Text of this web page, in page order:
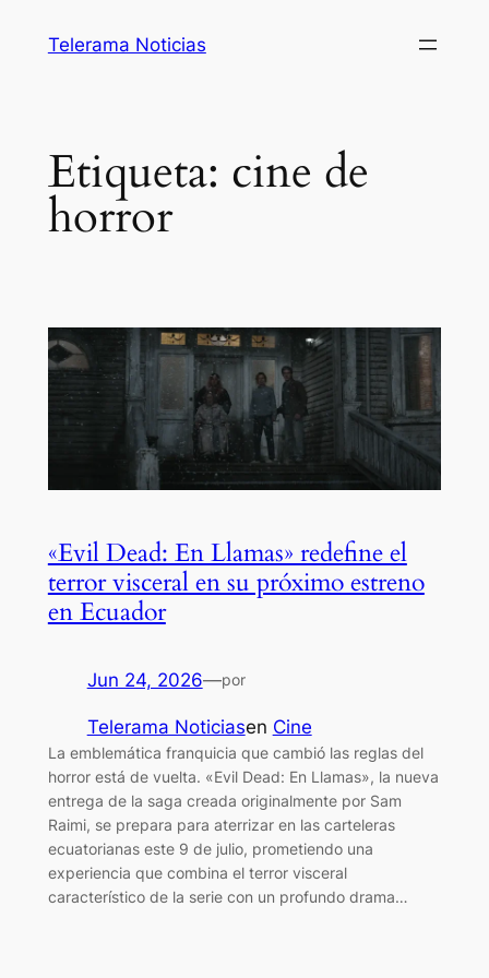
Telerama Noticias
Etiqueta: cine de
horror
«Evil Dead: En Llamas» redefine el
terror visceral en su próximo estreno
en Ecuador
Jun 24, 2026—por
Telerama Noticiasen Cine
La emblemática franquicia que cambió las reglas del
horror está de vuelta. «Evil Dead: En Llamas», la nueva
entrega de la saga creada originalmente por Sam
Raimi, se prepara para aterrizar en las carteleras
ecuatorianas este 9 de julio, prometiendo una
experiencia que combina el terror visceral
característico de la serie con un profundo drama…